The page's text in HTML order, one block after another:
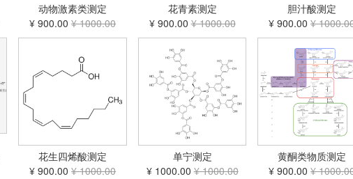
动物激素类测定
¥ 900.00¥ 1000.00
花青素测定
¥ 900.00¥ 1000.00
胆汁酸测定
¥ 900.00¥
花生四烯酸测定
¥ 900.00¥ 1000.00
单宁测定
¥ 1000.00¥ 1000.00
黄酮类物质测定
¥ 900.00¥